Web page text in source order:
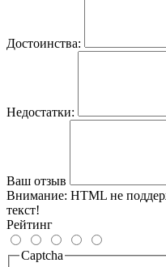
Достоинства:
Недостатки:
Ваш отзыв
Внимание: HTML не
текст!
Рейтинг
Captcha